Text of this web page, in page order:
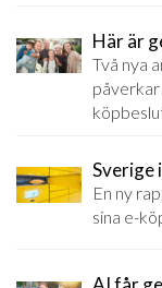
Här är
Två nya
Sverige
En ny
sina e-